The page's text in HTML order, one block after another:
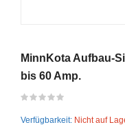
MinnKota Aufbau-
bis 60 Amp.
Verfügbarkeit: Nicht auf